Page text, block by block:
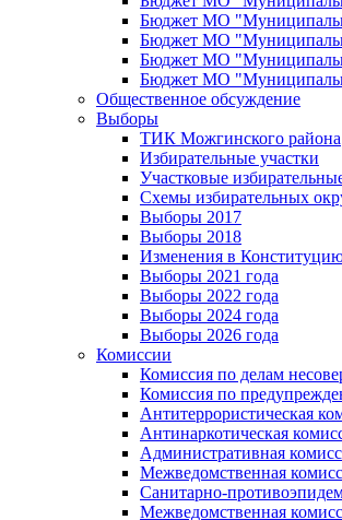
Бюджет МО
Бюджет МО
Бюджет МО
Бюджет МО
Общественное обсуждение
Выборы
ТИК Можгинского района
Избирательные участки
Участковые
Схемы избирательных
Выборы 2017
Выборы 2018
Изменения в
Выборы 2021 года
Выборы 2022 года
Выборы 2024 года
Выборы 2026 года
Комиссии
Комиссия по делам
Комиссия по
Антитеррористическая
Антинаркотическая
Административная
Межведомственная
Санитарно-
Межведомственная